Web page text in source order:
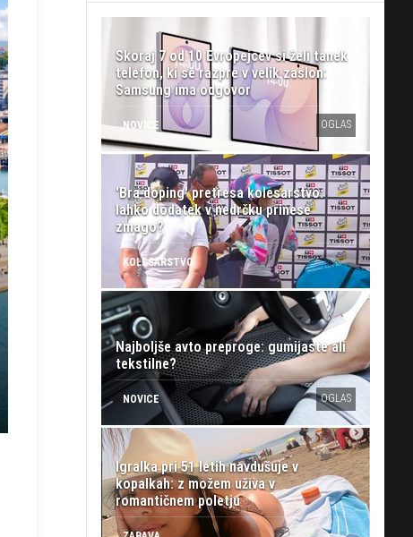
Skoraj 7 od 10 Evropejcev si želi tanek
telefon, ki se razpre v velik zaslon:
Samsung ima odgovor
NOVICE OGLAS
'Bra doping' pretresa kolesarstvo:
lahko dodatek v nedrčku prinese
zmago?
KOLESARSTVO
Najboljše avto preproge: gumijaste ali
tekstilne?
NOVICE OGLAS
Igralka pri 51 letih navdušuje v
kopalkah: z možem uživa v
romantičnem poletju